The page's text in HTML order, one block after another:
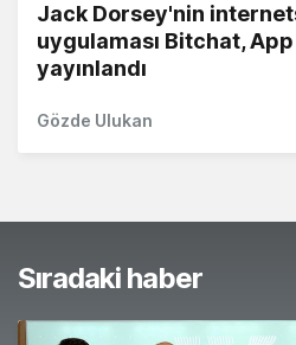
Jack Dorsey'nin
uygulaması Bitchat,
yayınlandı
Gözde Ulukan
Sıradaki haber